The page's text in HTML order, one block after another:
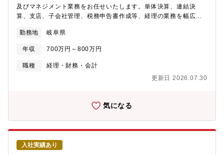
イヤ用バルブコアは、タイヤバルブの心臓とも言える精密部品で
す。日本初の国産化から90年以上の製造実績がある当社のバルブ
を誇っており、国産車であれば全ての車、海外の車でも2台に1台
の大変革期」と向き合い、EV化に向け製品、軽量化ニーズ拡大に
伴う超ハイテンプレス加工を中心とした生産増加に向けて、新工
あたっては設備の高効率化による CO2 排出量の低減に加え、太陽
組んでおり、また従業員がいきいきと働くことができる職場環境
づくりと地域に根ざした工場運営に努め、持続可能な社会の実現
に貢献してまいります。
及びマネジメント業務をお任せいたします。単体決算、連結決
算、支店、子会社管理、税務申告書作成等、経理の業務を幅広く
作成（月次、四半期、年次）■連結決算(グループ会社の決算補
助)■支店、子会社管理【会計ソフト】オービック7他【採用背景】
組織体制強化のための採用です。現在、税務系に関して強いメン
バーがいるため、今回会計領域での組織強化を目指し、将来の管
勤務地 岐阜県
年収 700万円～800万円
職種
経理・財務・会計
更新日 2026.07.30
気になる
入社実績あり